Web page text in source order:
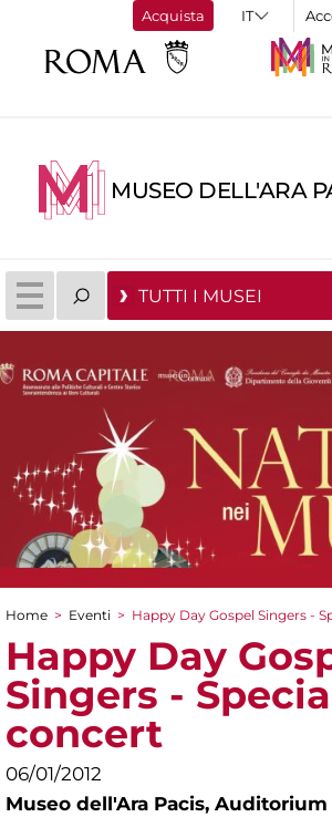
Acquista
MUSEO DELL'ARA
TUTTI I MUSEI
Tu sei qui
Home > Eventi > Happy Day Gospel Singers -
Happy Day
Singers -
concert
06/01/2012
Museo dell'Ara Pacis, Auditorium